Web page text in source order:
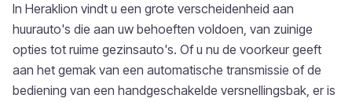
In Heraklion vindt u een grote verscheidenheid aan
huurauto's die aan uw behoeften voldoen, van zuinige
opties tot ruime gezinsauto's. Of u nu de voorkeur geeft
aan het gemak van een automatische transmissie of de
bediening van een handgeschakelde versnellingsbak, er is